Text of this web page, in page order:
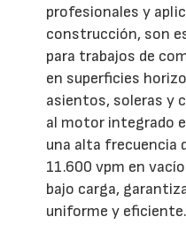
profesionales y
construcción, son
para trabajos de
en superficies
asientos, soleras y
al motor integrado
una alta frecuencia
11.600 vpm en
bajo carga,
uniforme y eficiente.